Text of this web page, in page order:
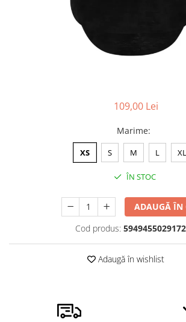
Tricouri cu mesaje de bine
Tricouri de poveste
109,00 Lei
Marime:
XS S M L XL
ÎN STOC
ADAUGĂ ÎN
Cod produs: 5949455029172
Adaugă în wishlist